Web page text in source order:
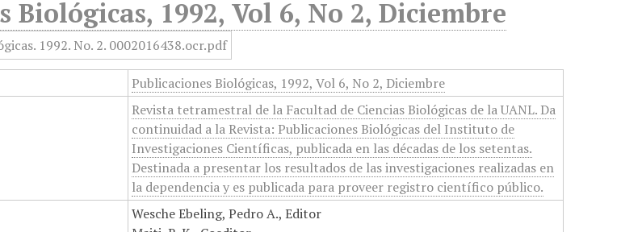
Biológicas, 1992, Vol 6, No 2, Diciembre
Publicaciones Biológicas, 1992, Vol 6, No 2, Diciembre
Revista tetramestral de la Facultad de Ciencias Biológicas de la UANL. Da
continuidad a la Revista: Publicaciones Biológicas del Instituto de
Investigaciones Científicas, publicada en las décadas de los setentas.
Destinada a presentar los resultados de las investigaciones realizadas en
la dependencia y es publicada para proveer registro científico público.
Wesche Ebeling, Pedro A., Editor